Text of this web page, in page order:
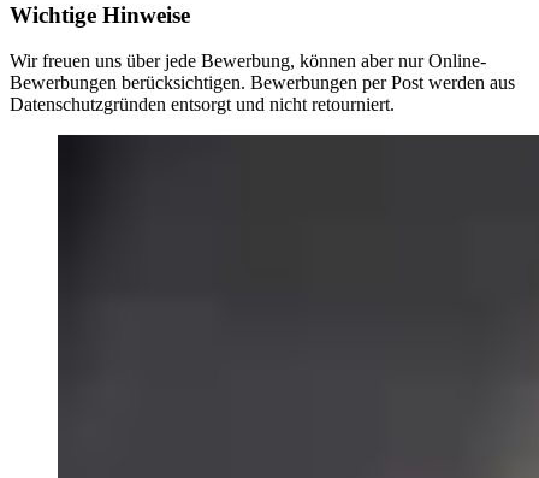
Wichtige Hinweise
Wir freuen uns über jede Bewerbung, können aber nur Online-
Bewerbungen berücksichtigen. Bewerbungen per Post werden aus
Datenschutzgründen entsorgt und nicht retourniert.